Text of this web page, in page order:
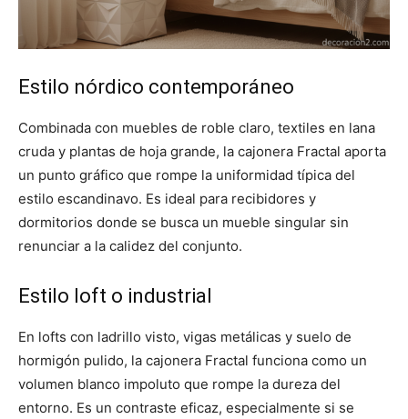
Estilo nórdico contemporáneo
Combinada con muebles de roble claro, textiles en lana
cruda y plantas de hoja grande, la cajonera Fractal aporta
un punto gráfico que rompe la uniformidad típica del
estilo escandinavo. Es ideal para recibidores y
dormitorios donde se busca un mueble singular sin
renunciar a la calidez del conjunto.
Estilo loft o industrial
En lofts con ladrillo visto, vigas metálicas y suelo de
hormigón pulido, la cajonera Fractal funciona como un
volumen blanco impoluto que rompe la dureza del
entorno. Es un contraste eficaz, especialmente si se